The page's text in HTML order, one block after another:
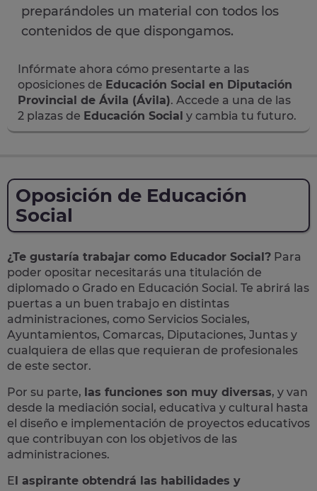
preparándoles un material con todos los
contenidos de que dispongamos.
Infórmate ahora cómo presentarte a las
oposiciones de Educación Social en Diputación
Provincial de Ávila (Ávila). Accede a una de las
2 plazas de Educación Social y cambia tu futuro.
Oposición de Educación
Social
¿Te gustaría trabajar como Educador Social? Para
poder opositar necesitarás una titulación de
diplomado o Grado en Educación Social. Te abrirá las
puertas a un buen trabajo en distintas
administraciones, como Servicios Sociales,
Ayuntamientos, Comarcas, Diputaciones, Juntas y
cualquiera de ellas que requieran de profesionales
de este sector.
Por su parte, las funciones son muy diversas, y van
desde la mediación social, educativa y cultural hasta
el diseño e implementación de proyectos educativos
que contribuyan con los objetivos de las
administraciones.
El aspirante obtendrá las habilidades y